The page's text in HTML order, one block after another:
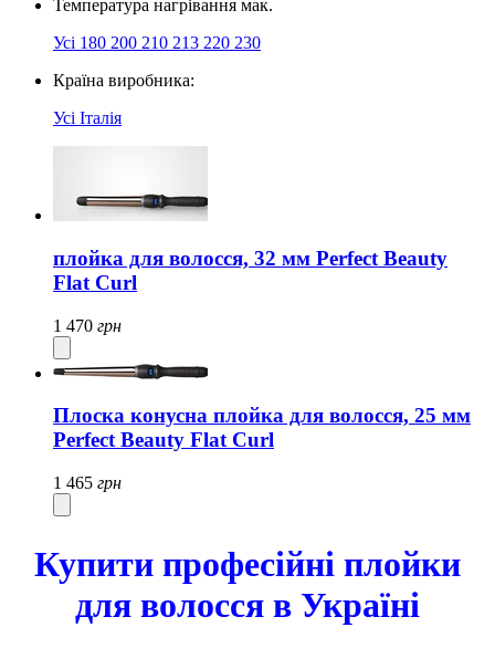
Температура нагрівання мак.
Усі 180 200 210 213 220 230
Країна виробника:
Усі Італія
плойка для волосся, 32 мм Perfect Beauty
Flat Curl
1 470 грн
Плоска конусна плойка для волосся, 25 мм
Perfect Beauty Flat Curl
1 465 грн
Купити професійні плойки
для волосся в Україні